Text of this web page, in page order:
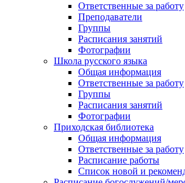
Ответственные за работу
Преподаватели
Группы
Расписания занятий
Фотографии
Школа русского языка
Общая информация
Ответственные за работу
Группы
Расписания занятий
Фотографии
Приходская библиотека
Общая информация
Ответственные за работу
Расписание работы
Список новой и